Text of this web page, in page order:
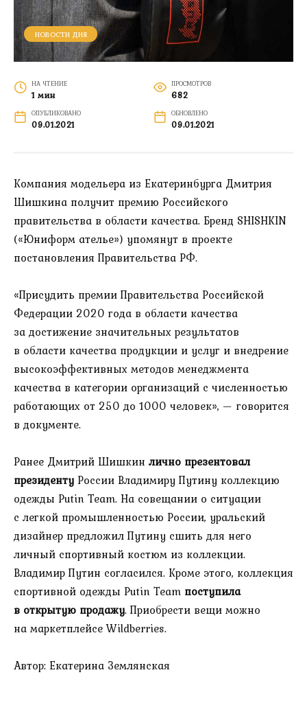
НОВОСТИ ДНЯ
НА ЧТЕНИЕ
1 мин
ПРОСМОТРОВ
682
ОПУБЛИКОВАНО
09.01.2021
ОБНОВЛЕНО
09.01.2021
Компания модельера из Екатеринбурга Дмитрия
Шишкина получит премию Российского
правительства в области качества. Бренд SHISHKIN
(«Юниформ ателье») упомянут в проекте
постановления Правительства РФ.
«Присудить премии Правительства Российской
Федерации 2020 года в области качества
за достижение значительных результатов
в области качества продукции и услуг и внедрение
высокоэффективных методов менеджмента
качества в категории организаций с численностью
работающих ‎от 250 до 1000 человек», — говорится
в документе.
Ранее Дмитрий Шишкин лично презентовал
президенту России Владимиру Путину коллекцию
одежды Putin Team. На совещании о ситуации
с легкой промышленностью России, уральский
дизайнер предложил Путину сшить для него
личный спортивный костюм из коллекции.
Владимир Путин согласился. Кроме этого, коллекция
спортивной одежды Putin Team поступила
в открытую продажу. Приобрести вещи можно
на маркетплейсе Wildberries.
Автор: Екатерина Землянская